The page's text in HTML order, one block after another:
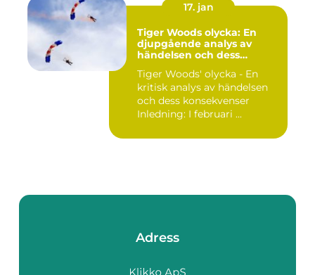
17. jan
Tiger Woods olycka: En
djupgående analys av
händelsen och dess
Tiger Woods' olycka - En
kritisk analys av händelsen
och dess konsekvenser
Inledning: I februari ...
Adress